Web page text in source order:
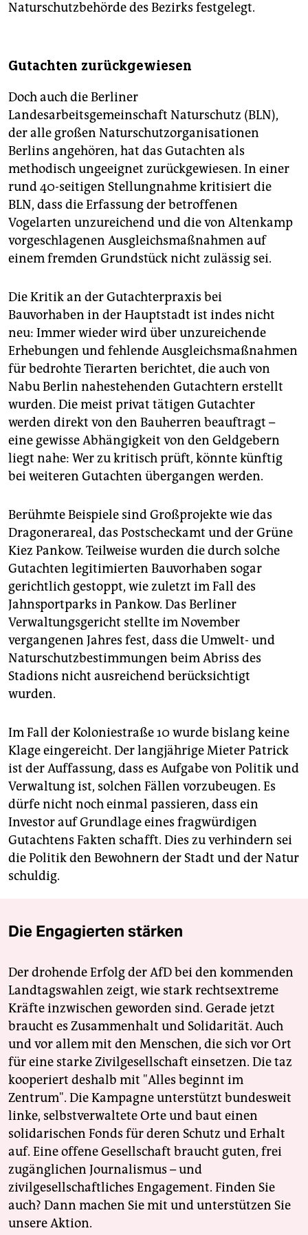
Naturschutzbehörde des Bezirks festgelegt.
Gutachten zurückgewiesen
Doch auch die Berliner
Landesarbeitsgemeinschaft Naturschutz (BLN),
der alle großen Naturschutzorganisationen
Berlins angehören, hat das Gutachten als
methodisch ungeeignet zurückgewiesen. In einer
rund 40-seitigen Stellungnahme kritisiert die
BLN, dass die Erfassung der betroffenen
Vogelarten unzureichend und die von Altenkamp
vorgeschlagenen Ausgleichsmaßnahmen auf
einem fremden Grundstück nicht zulässig sei.
Die Kritik an der Gutachterpraxis bei
Bauvorhaben in der Hauptstadt ist indes nicht
neu: Immer wieder wird über unzureichende
Erhebungen und fehlende Ausgleichsmaßnahmen
für bedrohte Tierarten berichtet, die auch von
Nabu Berlin nahestehenden Gutachtern erstellt
wurden. Die meist privat tätigen Gutachter
werden direkt von den Bauherren beauftragt –
eine gewisse Abhängigkeit von den Geldgebern
liegt nahe: Wer zu kritisch prüft, könnte künftig
bei weiteren Gutachten übergangen werden.
Berühmte Beispiele sind Großprojekte wie das
Dragoner­areal, das Postscheckamt und der Grüne
Kiez Pankow. Teilweise wurden die durch solche
Gutachten legitimierten Bauvorhaben sogar
gerichtlich gestoppt, wie zuletzt im Fall des
Jahnsportparks in Pankow. Das Berliner
Verwaltungsgericht stellte im November
vergangenen Jahres fest, dass die Umwelt- und
Naturschutzbestimmungen beim Abriss des
Stadions nicht ausreichend berücksichtigt
wurden.
Im Fall der Koloniestraße 10 wurde bislang keine
Klage eingereicht. Der langjährige Mieter Patrick
ist der Auffassung, dass es Aufgabe von Politik und
Verwaltung ist, solchen Fällen vorzubeugen. Es
dürfe nicht noch einmal passieren, dass ein
Investor auf Grundlage eines fragwürdigen
Gutachtens Fakten schafft. Dies zu verhindern sei
die Politik den Bewohnern der Stadt und der Natur
schuldig.
Die Engagierten stärken
Der drohende Erfolg der AfD bei den kommenden
Landtagswahlen zeigt, wie stark rechtsextreme
Kräfte inzwischen geworden sind. Gerade jetzt
braucht es Zusammenhalt und Solidarität. Auch
und vor allem mit den Menschen, die sich vor Ort
für eine starke Zivilgesellschaft einsetzen. Die taz
kooperiert deshalb mit "Alles beginnt im
Zentrum". Die Kampagne unterstützt bundesweit
linke, selbstverwaltete Orte und baut einen
solidarischen Fonds für deren Schutz und Erhalt
auf. Eine offene Gesellschaft braucht guten, frei
zugänglichen Journalismus – und
zivilgesellschaftliches Engagement. Finden Sie
auch? Dann machen Sie mit und unterstützen Sie
unsere Aktion.